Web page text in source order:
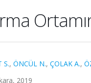
S., ÖNCÜL N., ÇOLAK A.,
2019